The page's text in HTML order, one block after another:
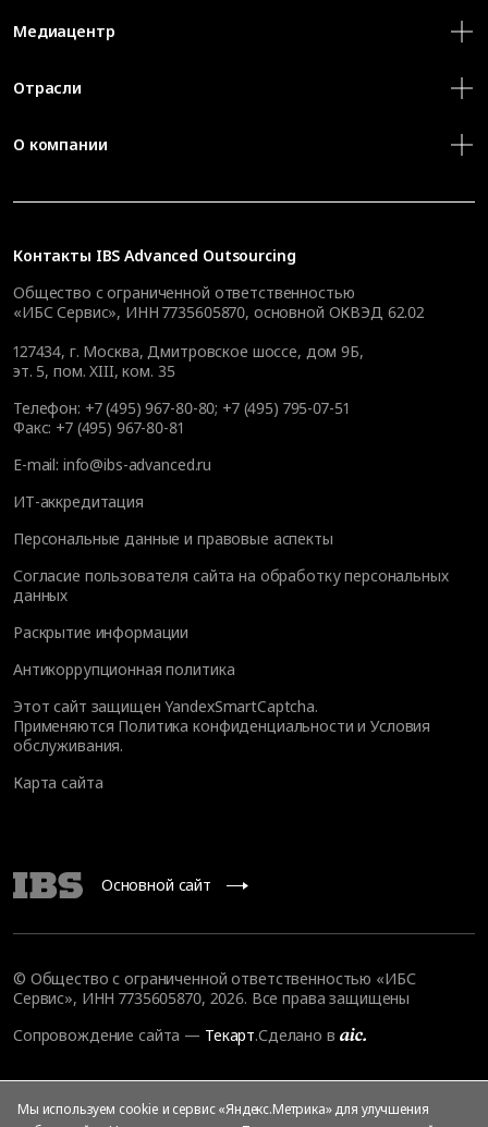
Контакты IBS Advanced Outsourcing
Общество с ограниченной ответственностью
«ИБС Сервис», ИНН 7735605870, основной ОКВЭД 62.02
127434, г. Москва, Дмитровское шоссе, дом 9Б,
эт. 5, пом. XIII, ком. 35
Телефон: +7 (495) 967-80-80; +7 (495) 795-07-51
Факс: +7 (495) 967-80-81
E-mail: info@ibs-advanced.ru
ИТ-аккредитация
Персональные данные и правовые аспекты
Согласие пользователя сайта на обработку персональных
данных
Раскрытие информации
Антикоррупционная политика
Этот сайт защищен YandexSmartCaptcha.
Применяются Политика конфиденциальности иУсловия
обслуживания.
Карта сайта
Медиацентр
Отрасли
О компании
Основной сайт
© Общество с ограниченной ответственностью «ИБС
Сервис», ИНН 7735605870, 2026. Все права защищены
Сопровождение сайта — Текарт.Сделано в
Мы используем cookie и сервис «Яндекс.Метрика» для улучшения